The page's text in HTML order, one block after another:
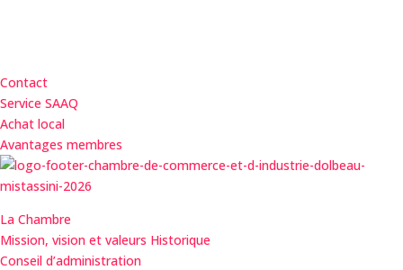
Contact
Service SAAQ
Achat local
Avantages membres
La Chambre
Mission, vision et valeurs Historique
Conseil d’administration